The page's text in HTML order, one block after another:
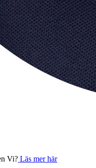
Vi? Läs mer här